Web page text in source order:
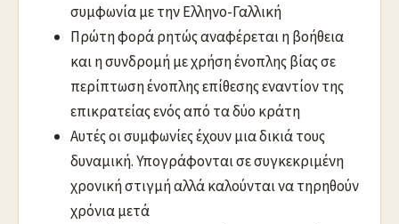
συμφωνία με την Ελληνο-Γαλλική
Πρώτη φορά ρητώς αναφέρεται η βοήθεια
και η συνδρομή με χρήση ένοπλης βίας σε
περίπτωση ένοπλης επίθεσης εναντίον της
επικρατείας ενός από τα δύο κράτη
Αυτές οι συμφωνίες έχουν μια δικιά τους
δυναμική. Υπογράφονται σε συγκεκριμένη
χρονική στιγμή αλλά καλούνται να τηρηθούν
χρόνια μετά